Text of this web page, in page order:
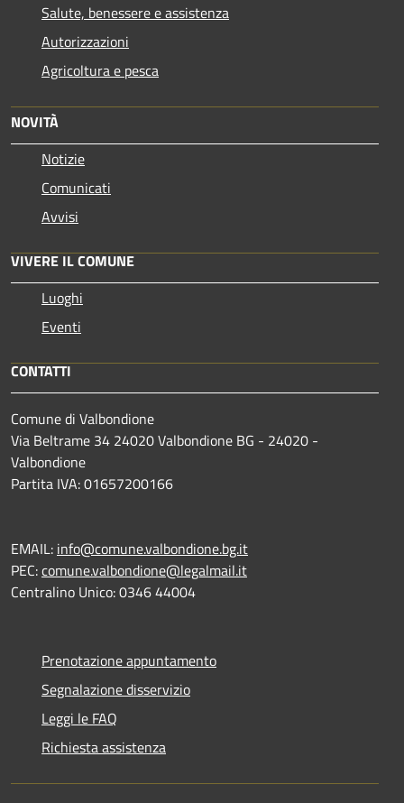
Salute, benessere e assistenza
Autorizzazioni
Agricoltura e pesca
NOVITÀ
Notizie
Comunicati
Avvisi
VIVERE IL COMUNE
Luoghi
Eventi
CONTATTI
Comune di Valbondione
Via Beltrame 34 24020 Valbondione BG - 24020 -
Valbondione
Partita IVA: 01657200166
EMAIL: info@comune.valbondione.bg.it
PEC:comune.valbondione@legalmail.it
Centralino Unico: 0346 44004
Prenotazione appuntamento
Segnalazione disservizio
Leggi le FAQ
Richiesta assistenza